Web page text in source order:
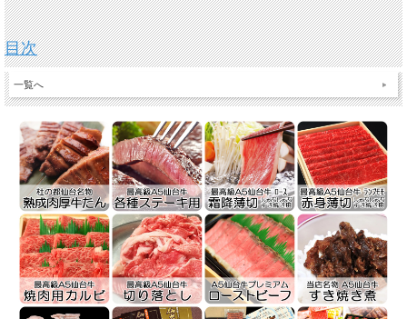
目次
一覧へ